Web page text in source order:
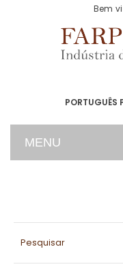
PORTUGUÊS
Bem
MENU